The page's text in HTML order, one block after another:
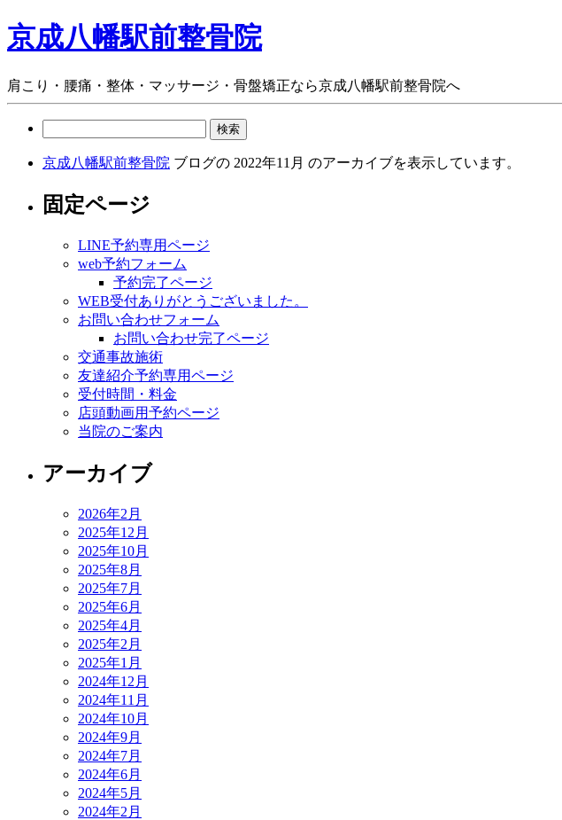
京成八幡駅前整骨院
肩こり・腰痛・整体・マッサージ・骨盤矯正なら京成八幡駅前整骨院へ
京成八幡駅前整骨院 ブログの 2022年11月 のアーカイブを表示しています。
固定ページ
LINE予約専用ページ
web予約フォーム
予約完了ページ
WEB受付ありがとうございました。
お問い合わせフォーム
お問い合わせ完了ページ
交通事故施術
友達紹介予約専用ページ
受付時間・料金
店頭動画用予約ページ
当院のご案内
アーカイブ
2026年2月
2025年12月
2025年10月
2025年8月
2025年7月
2025年6月
2025年4月
2025年2月
2025年1月
2024年12月
2024年11月
2024年10月
2024年9月
2024年7月
2024年6月
2024年5月
2024年2月